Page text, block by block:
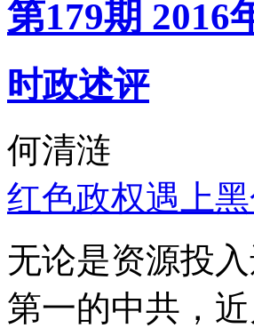
第179期 2016
时政述评
何清涟
红色政权遇上
无论是资源投
第一的中共，